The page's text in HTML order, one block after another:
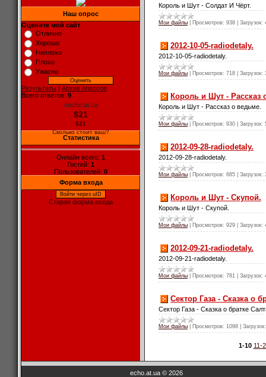
Наш опрос
Оцените мой сайт
Отлично
Хорошо
Неплохо
Плохо
Ужасно
Результаты | Архив опросов
Всего ответов: 9
//echo.at.ua
$21
$21
Сколько стоит ваш?
Статистика
Онлайн всего: 1
Гостей: 1
Пользователей: 0
Форма входа
Войти через uID
Старая форма входа
Король и Шут - Солдат И Чёрт.
Мои файлы Просмотров: 938 Загрузок:
2012-10-05-radiodetaly.
2012-10-05-radiodetaly.
Мои файлы Просмотров: 718 Загрузок:
Король и Шут - Рассказ
Король и Шут - Рассказ о ведьме.
Мои файлы Просмотров: 930 Загрузок:
2012-09-28-radiodetaly.
2012-09-28-radiodetaly.
Мои файлы Просмотров: 685 Загрузок:
Король и Шут - Скупой.
Король и Шут - Скупой.
Мои файлы Просмотров: 929 Загрузок:
2012-09-21-radiodetaly.
2012-09-21-radiodetaly.
Мои файлы Просмотров: 781 Загрузок:
Сектор Газа - Сказка о
Сектор Газа - Сказка о братке
Мои файлы Просмотров: 1098 Загрузок:
1-10 11-
echo.at.ua © 2026